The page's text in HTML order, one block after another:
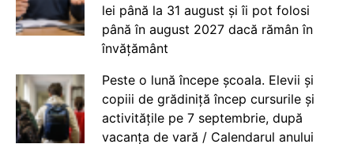
lei până la 31 august și îi pot folosi
până în august 2027 dacă rămân în
învățământ
Peste o lună începe școala. Elevii și
copiii de grădiniță încep cursurile și
activitățile pe 7 septembrie, după
vacanța de vară / Calendarul anului